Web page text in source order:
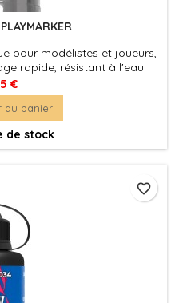
pour modélistes et joueurs,
rapide, résistant à l'eau
€
au panier
de stock
favorite_border